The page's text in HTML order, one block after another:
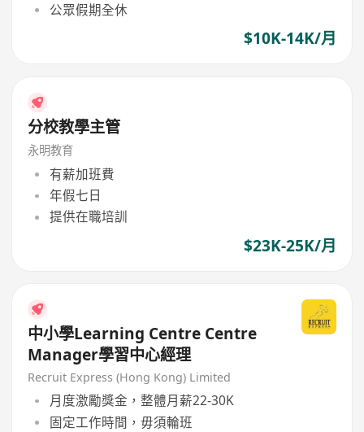
公眾假期全休
$10K-14K/月
分校教學主管
永明教育
有薪加班費
年假七日
提供在職培訓
$23K-25K/月
中小學Learning Centre Centre
Manager學習中心經理
Recruit Express (Hong Kong) Limited
月度激勵獎金，整體月薪22-30K
固定工作時間，毋須輪班